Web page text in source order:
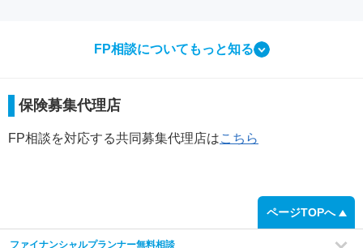
FP相談についてもっと知る
相談ってなにをするの？
FP相談で行う3つのこと
保険募集代理店
FP相談を対応する共同募集代理店はこちら
ページTOPへ
ファイナンシャルプランナー無料相談